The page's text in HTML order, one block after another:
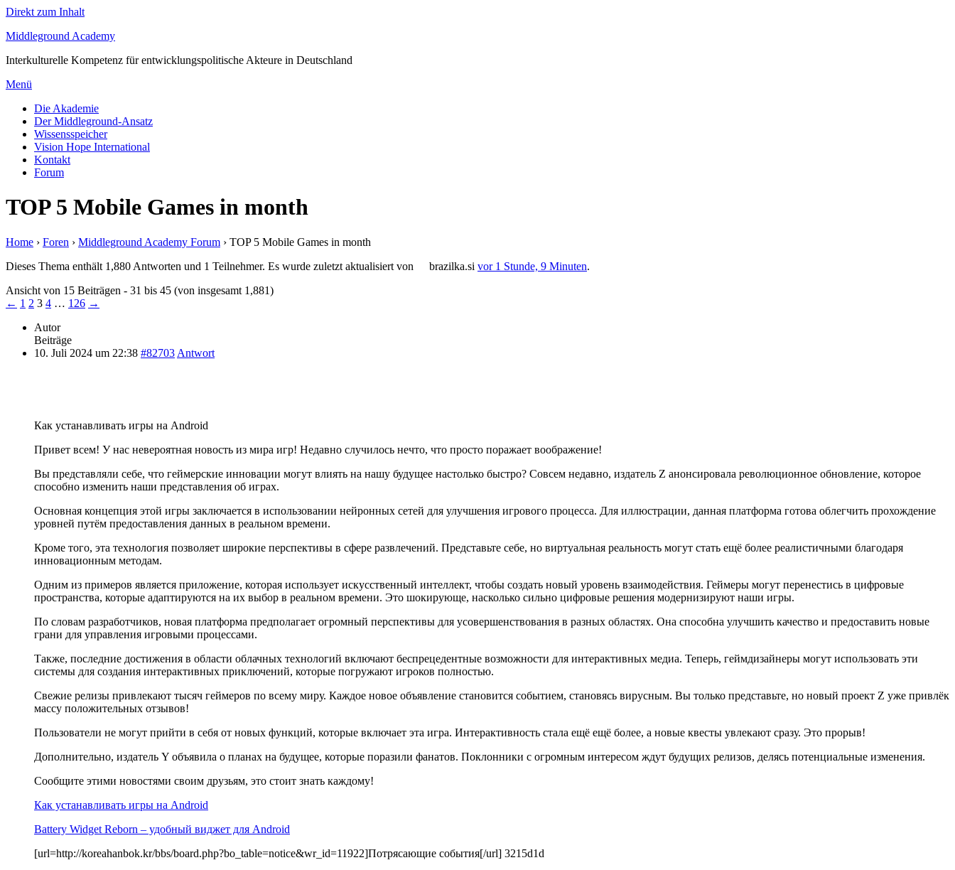
Direkt zum Inhalt
Middleground Academy
Interkulturelle Kompetenz für entwicklungspolitische Akteure in Deutschland
Menü
Die Akademie
Der Middleground-Ansatz
Wissensspeicher
Vision Hope International
Kontakt
Forum
TOP 5 Mobile Games in month
Home › Foren › Middleground Academy Forum › TOP 5 Mobile Games in month
Dieses Thema enthält 1,880 Antworten und 1 Teilnehmer. Es wurde zuletzt aktualisiert von
brazilka.si vor 1 Stunde, 9 Minuten.
Ansicht von 15 Beiträgen - 31 bis 45 (von insgesamt 1,881)
← 1 2 3 4 … 126 →
Autor
Beiträge
10. Juli 2024 um 22:38 #82703 Antwort
Как устанавливать игры на Android
Привет всем! У нас невероятная новость из мира игр! Недавно случилось нечто, что просто поражает воображение!
Вы представляли себе, что геймерские инновации могут влиять на нашу будущее настолько быстро? Совсем недавно, издатель Z анонсировала революционное обновление, которое
способно изменить наши представления об играх.
Основная концепция этой игры заключается в использовании нейронных сетей для улучшения игрового процесса. Для иллюстрации, данная платформа готова облегчить прохождение
уровней путём предоставления данных в реальном времени.
Кроме того, эта технология позволяет широкие перспективы в сфере развлечений. Представьте себе, но виртуальная реальность могут стать ещё более реалистичными благодаря
инновационным методам.
Одним из примеров является приложение, которая использует искусственный интеллект, чтобы создать новый уровень взаимодействия. Геймеры могут перенестись в цифровые
пространства, которые адаптируются на их выбор в реальном времени. Это шокирующе, насколько сильно цифровые решения модернизируют наши игры.
По словам разработчиков, новая платформа предполагает огромный перспективы для усовершенствования в разных областях. Она способна улучшить качество и предоставить новые
грани для управления игровыми процессами.
Также, последние достижения в области облачных технологий включают беспрецедентные возможности для интерактивных медиа. Теперь, геймдизайнеры могут использовать эти
системы для создания интерактивных приключений, которые погружают игроков полностью.
Свежие релизы привлекают тысяч геймеров по всему миру. Каждое новое объявление становится событием, становясь вирусным. Вы только представьте, но новый проект Z уже привлёк
массу положительных отзывов!
Пользователи не могут прийти в себя от новых функций, которые включает эта игра. Интерактивность стала ещё ещё более, а новые квесты увлекают сразу. Это прорыв!
Дополнительно, издатель Y объявила о планах на будущее, которые поразили фанатов. Поклонники с огромным интересом ждут будущих релизов, делясь потенциальные изменения.
Сообщите этими новостями своим друзьям, это стоит знать каждому!
Как устанавливать игры на Android
Battery Widget Reborn – удобный виджет для Android
[url=http://koreahanbok.kr/bbs/board.php?bo_table=notice&wr_id=11922]Потрясающие события[/url] 3215d1d